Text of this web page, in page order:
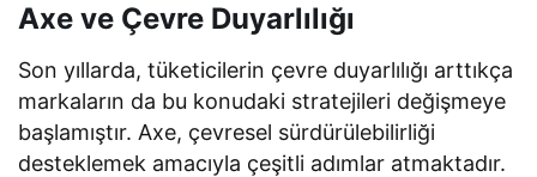
Axe ve Çevre Duyarlılığı
Son yıllarda, tüketicilerin çevre duyarlılığı arttıkça
markaların da bu konudaki stratejileri değişmeye
başlamıştır. Axe, çevresel sürdürülebilirliği
desteklemek amacıyla çeşitli adımlar atmaktadır.